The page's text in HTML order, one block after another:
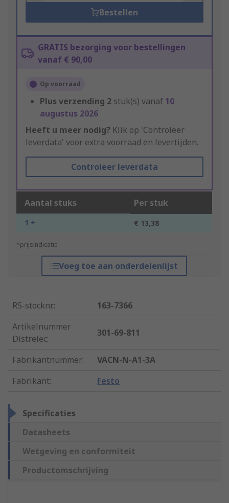
Bestellen
GRATIS bezorging voor bestellingen
vanaf € 90,00
Op voorraad
Plus verzending 2 stuk(s) vanaf 10
augustus 2026
Heeft u meer nodig? Klik op 'Controleer
leverdata' voor extra voorraad en levertijden.
Controleer leverdata
Aantal stuks Per stuk
1 + € 13,38
*prijsindicatie
Voeg toe aan onderdelenlijst
RS-stocknr.:
163-7366
Artikelnummer
Distrelec:
301-69-811
Fabrikantnummer:
VACN-N-A1-3A
Fabrikant: Festo
Specificaties
Datasheets
Wetgeving en conformiteit
Productomschrijving